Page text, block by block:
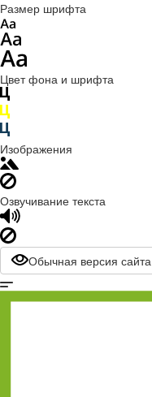
Размер шрифта
Цвет фона и шрифта
Изображения
Озвучивание текста
Обычная версия сайта